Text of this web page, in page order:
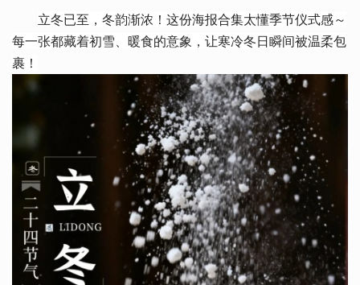
立冬已至，冬韵渐浓！这份海报合集太懂季节仪式感～
每一张都藏着初雪、暖食的意象，让寒冷冬日瞬间被温柔包
裹！